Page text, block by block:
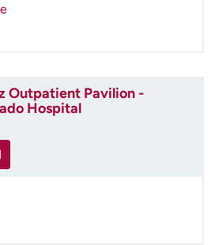
Outpatient Pavilion -
Hospital